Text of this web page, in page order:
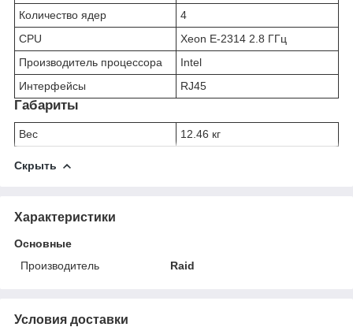
Количество ядер
4
CPU
Xeon E-2314 2.8 ГГц
Производитель процессора
Intel
Интерфейсы
RJ45
Габариты
Вес 12.46 кг
Скрыть
Характеристики
Основные
Производитель
Raid
Условия доставки